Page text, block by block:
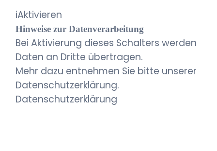
iAktivieren
Hinweise zur Datenverarbeitung
Bei Aktivierung dieses Schalters werden
Daten an Dritte übertragen.
Mehr dazu entnehmen Sie bitte unserer
Datenschutzerklärung.
Datenschutzerklärung